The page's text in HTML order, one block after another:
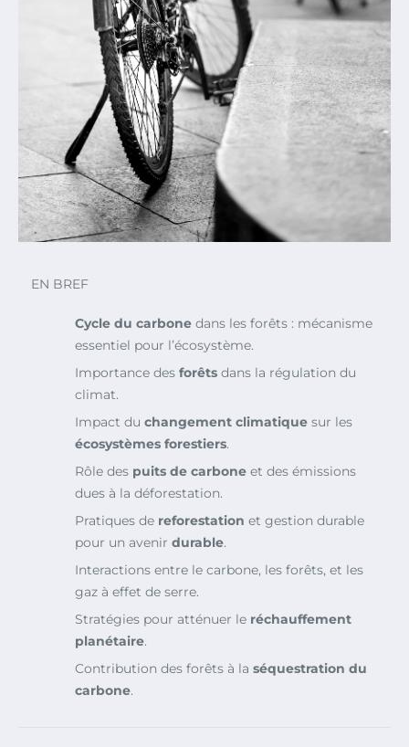
EN BREF
Cycle du carbone dans les forêts : mécanisme
essentiel pour l’écosystème.
Importance des forêts dans la régulation du
climat.
Impact du changement climatique sur les
écosystèmes forestiers.
Rôle des puits de carbone et des émissions
dues à la déforestation.
Pratiques de reforestation et gestion durable
pour un avenir durable.
Interactions entre le carbone, les forêts, et les
gaz à effet de serre.
Stratégies pour atténuer le réchauffement
planétaire.
Contribution des forêts à la séquestration du
carbone.